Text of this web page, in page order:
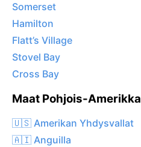
Somerset
Hamilton
Flatt’s Village
Stovel Bay
Cross Bay
Maat Pohjois-Amerikka
🇺🇸 Amerikan Yhdysvallat
🇦🇮 Anguilla